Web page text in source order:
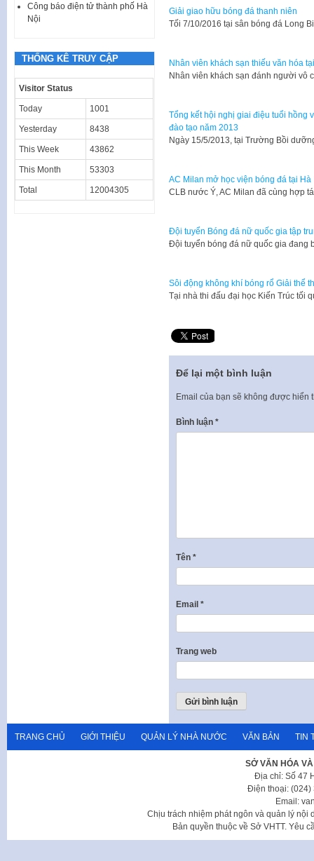
Giải giao hữu bóng đá thanh niên
Tối 7/10/2016 tại sân bóng đá Long
Nhân viên khách sạn thiếu văn hóa
​Nhân viên khách sạn đánh người vô
Tổng kết hội nghị giai điệu tuổi hồng
đào tạo năm 2013
​Ngày 15/5/2013, tại Trường Bồi
AC Milan mở học viện bóng đá tại Hà
CLB nước Ý, AC Milan đã cùng hợp
Đội tuyển Bóng đá nữ quốc gia tập
Đội tuyển bóng đá nữ quốc gia
Sôi động không khí bóng rổ Giải thể
Tại nhà thi đấu đại học Kiến Trúc tối
Để lại một bình luận
Email của bạn sẽ không được hiển
Bình luận *
Tên *
Email *
Trang web
Công báo điện tử thành phố Hà
Nội
THỐNG KÊ TRUY CẬP
Visitor Status
Today 1001
Yesterday 8438
This Week 43862
This Month 53303
Total 12004305
TRANG CHỦ GIỚI THIỆU QUẢN LÝ NHÀ NƯỚC VĂN BẢN TIN
SỞ VĂN HÓA
Địa chỉ: Số 47
Điện thoại: (024)
Email:
Chịu trách nhiệm phát ngôn và quản lý nội
Bản quyền thuộc về Sở VHTT. Yêu